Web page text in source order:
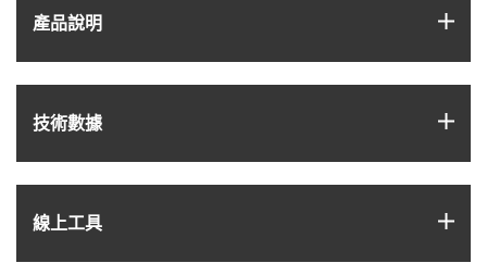
產品說明
技術數據
線上工具